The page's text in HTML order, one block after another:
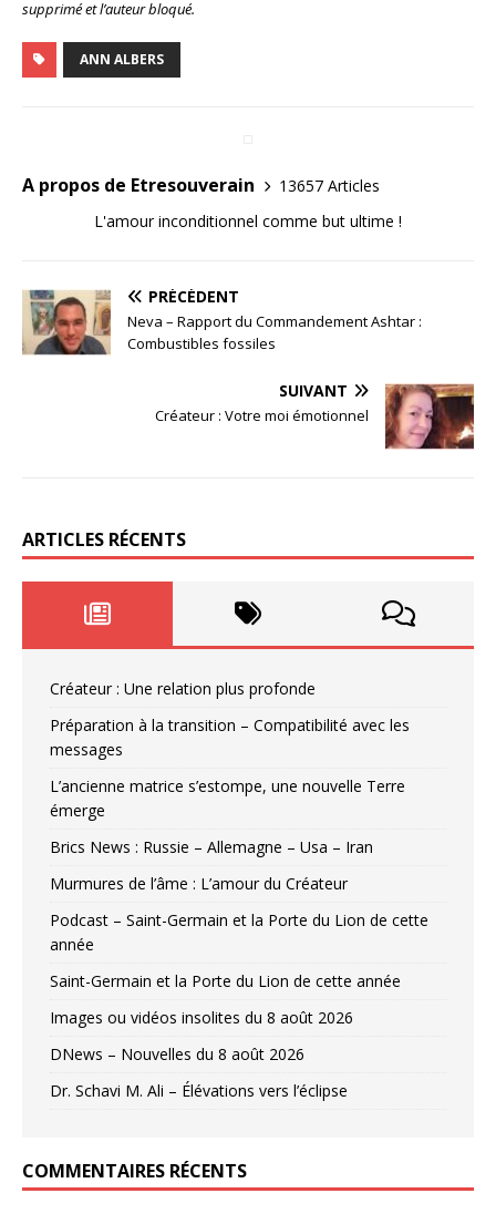
supprimé et l’auteur bloqué.
ANN ALBERS
A propos de Etresouverain
13657 Articles
L'amour inconditionnel comme but ultime !
PRÉCÉDENT
Neva – Rapport du Commandement Ashtar :
Combustibles fossiles
SUIVANT
Créateur : Votre moi émotionnel
ARTICLES RÉCENTS
Créateur : Une relation plus profonde
Préparation à la transition – Compatibilité avec les
messages
L’ancienne matrice s’estompe, une nouvelle Terre
émerge
Brics News : Russie – Allemagne – Usa – Iran
Murmures de l’âme : L’amour du Créateur
Podcast – Saint-Germain et la Porte du Lion de cette
année
Saint-Germain et la Porte du Lion de cette année
Images ou vidéos insolites du 8 août 2026
DNews – Nouvelles du 8 août 2026
Dr. Schavi M. Ali – Élévations vers l’éclipse
COMMENTAIRES RÉCENTS